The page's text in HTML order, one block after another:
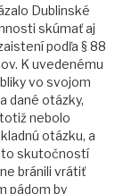
Dublinské
skúmať aj
podľa § 88
K uvedenému
vo svojom
dané otázky,
nebolo
otázku, a
skutočností
bránili vrátiť
pádom by